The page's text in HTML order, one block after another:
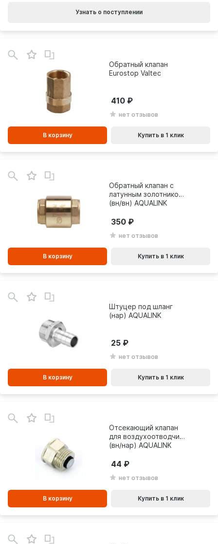
Узнать о поступлении
Обратный клапан
Eurostop Valtec
нет отзывов
410
В корзину Купить в 1 клик
Обратный клапан с
латунным золотником
(вн/вн) AQUALINK
нет отзывов
350
В корзину Купить в 1 клик
Штуцер под шланг
(нар) AQUALINK
нет отзывов
25
В корзину Купить в 1 клик
Отсекающий клапан
для воздухоотводчика
(вн/нар) AQUALINK
нет отзывов
44
В корзину Купить в 1 клик